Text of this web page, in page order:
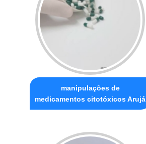
manipulações de
medicamentos citotóxicos Arujá